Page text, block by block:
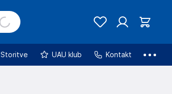
Storitve UAU klub Kontakt